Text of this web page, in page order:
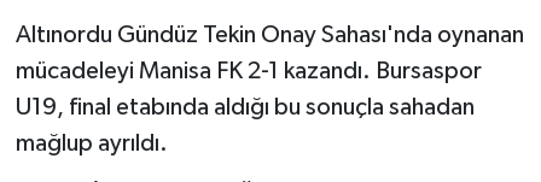
Altınordu Gündüz Tekin Onay Sahası'nda oynanan
mücadeleyi Manisa FK 2-1 kazandı. Bursaspor
U19, final etabında aldığı bu sonuçla sahadan
mağlup ayrıldı.